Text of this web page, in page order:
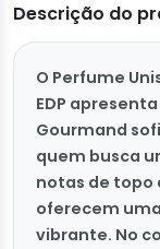
Descrição do
O Perfume
EDP
Gourmand
quem busca
notas de topo
oferecem
vibrante. No